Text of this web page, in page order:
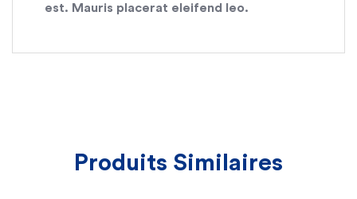
est. Mauris placerat eleifend leo.
Produits Similaires